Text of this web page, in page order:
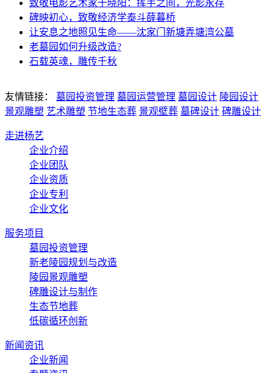
致敬电影艺术家于晓阳：挥手之间，光影永存
碑映初心，致敬经济学泰斗薛暮桥
让安息之地照见生命——沈家门新塘弄塘湾公墓
老墓园如何升级改造?
石载英魂，雕传千秋
友情链接： 墓园投资管理 墓园运营管理 墓园设计 陵园设计
景观雕塑 艺术雕塑 节地生态葬 景观壁葬 墓碑设计 碑雕设计
走进杨艺
企业介绍
企业团队
企业资质
企业专利
企业文化
服务项目
墓园投资管理
新老陵园规划与改造
陵园景观雕塑
碑雕设计与制作
生态节地葬
低碳循环创新
新闻资讯
企业新闻